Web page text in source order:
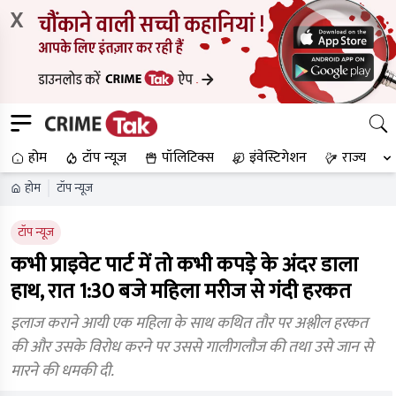
X
होम टॉप न्यूज पॉलिटिक्स इंवेस्टिगेशन राज्य
होम टॉप न्यूज
टॉप न्यूज
कभी प्राइवेट पार्ट में तो कभी कपड़े के अंदर डाला
हाथ, रात 1:30 बजे महिला मरीज से गंदी हरकत
इलाज कराने आयी एक महिला के साथ कथित तौर पर अश्लील हरकत
की और उसके विरोध करने पर उससे गालीगलौज की तथा उसे जान से
मारने की धमकी दी.